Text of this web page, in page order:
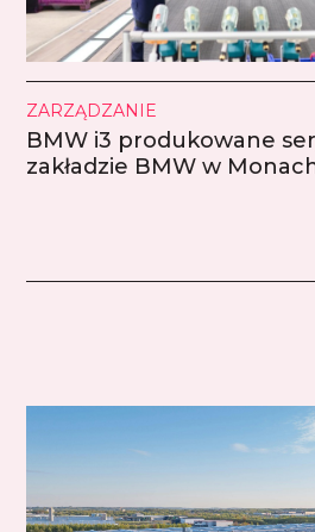
ZARZĄDZANIE
BMW i3 produkowane
zakładzie BMW w